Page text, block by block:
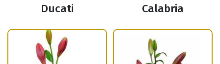
Ducati Calabria